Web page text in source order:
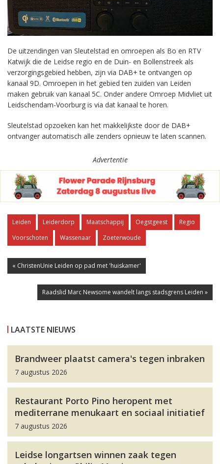
De uitzendingen van Sleutelstad en omroepen als Bo en RTV
Katwijk die de Leidse regio en de Duin- en Bollenstreek als
verzorgingsgebied hebben, zijn via DAB+ te ontvangen op
kanaal 9D. Omroepen in het gebied ten zuiden van Leiden
maken gebruik van kanaal 5C. Onder andere Omroep Midvliet uit
Leidschendam-Voorburg is via dat kanaal te horen.
Sleutelstad opzoeken kan het makkelijkste door de DAB+
ontvanger automatisch alle zenders opnieuw te laten scannen.
Advertentie
Leiden Leiderdorp Maatschappij Oegstgeest
Regio
Voorschoten
Wassenaar Zoeterwoude
« ChristenUnie Leiden op pad met 'huiskamer'
Raadslid Marc Newsome wandelt langs stadsgrens Leiden »
LAATSTE NIEUWS
Brandweer plaatst camera's tegen inbraken
7 augustus 2026
Restaurant Porto Pino heropent met
mediterrane menukaart en sociaal initiatief
7 augustus 2026
Leidse longartsen winnen zaak tegen